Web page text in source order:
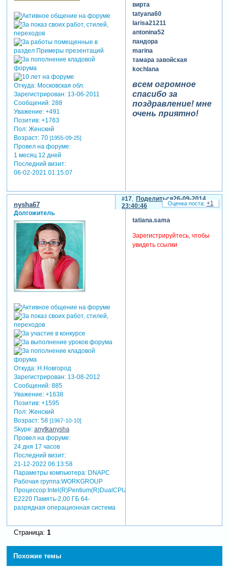
Откуда:Московская обл.
Зарегистрирован: 13-06-2011
Сообщений:288
Уважение: +491
Позитив: +1763
Пол:Женский
Возраст:70 [1955-09-25]
Провел на форуме:
1 месяц 12 дней
Последний визит:
06-02-2021 01:15:07
вирта
tatyana60
larisa21211
antonina52
пандора
marina
тамара завойская
kochlana
всем огромное
спасибо за
поздравление! мне
очень приятно!
Поделиться
17
26-09-2014
23:40:46
nysha67
Долгожитель
Откуда:Н.Новгород
Зарегистрирован: 13-08-2012
Сообщений:885
Уважение: +1638
Позитив: +1595
Пол:Женский
Возраст:58 [1967-10-10]
Skype: anytkanysha
Провел на форуме:
24 дня 17 часов
Последний визит:
21-12-2022 06:13:58
Параметры компьютера:DNAPC
Рабочая группа:WORKGROUP
Процессор:Intel(R)Pentium(R)DualCPU
E2220 Память-2,00 ГБ 64-
разрядная операционная система
tatiana.sama
Зарегистрируйтесь, чтобы
увидеть ссылки
+1
Страница: 1
Похожие темы